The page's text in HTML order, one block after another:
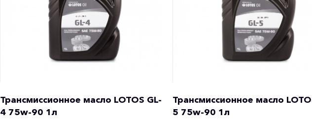
Трансмиссионное масло LOTOS GL-
4 75w-90 1л
Трансмиссионное масло
5 75w-90 1л